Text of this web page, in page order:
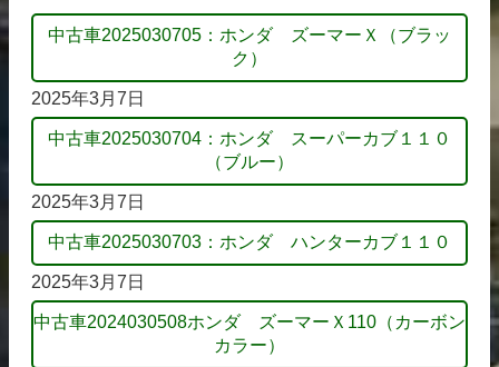
中古車2025030705：ホンダ ズーマーＸ（ブラッ
ク）
2025年3月7日
中古車2025030704：ホンダ スーパーカブ１１０
（ブルー）
2025年3月7日
中古車2025030703：ホンダ ハンターカブ１１０
2025年3月7日
中古車2024030508ホンダ ズーマーＸ110（カーボン
カラー）